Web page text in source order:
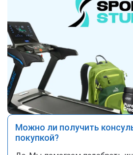
Можно ли получить
покупкой?